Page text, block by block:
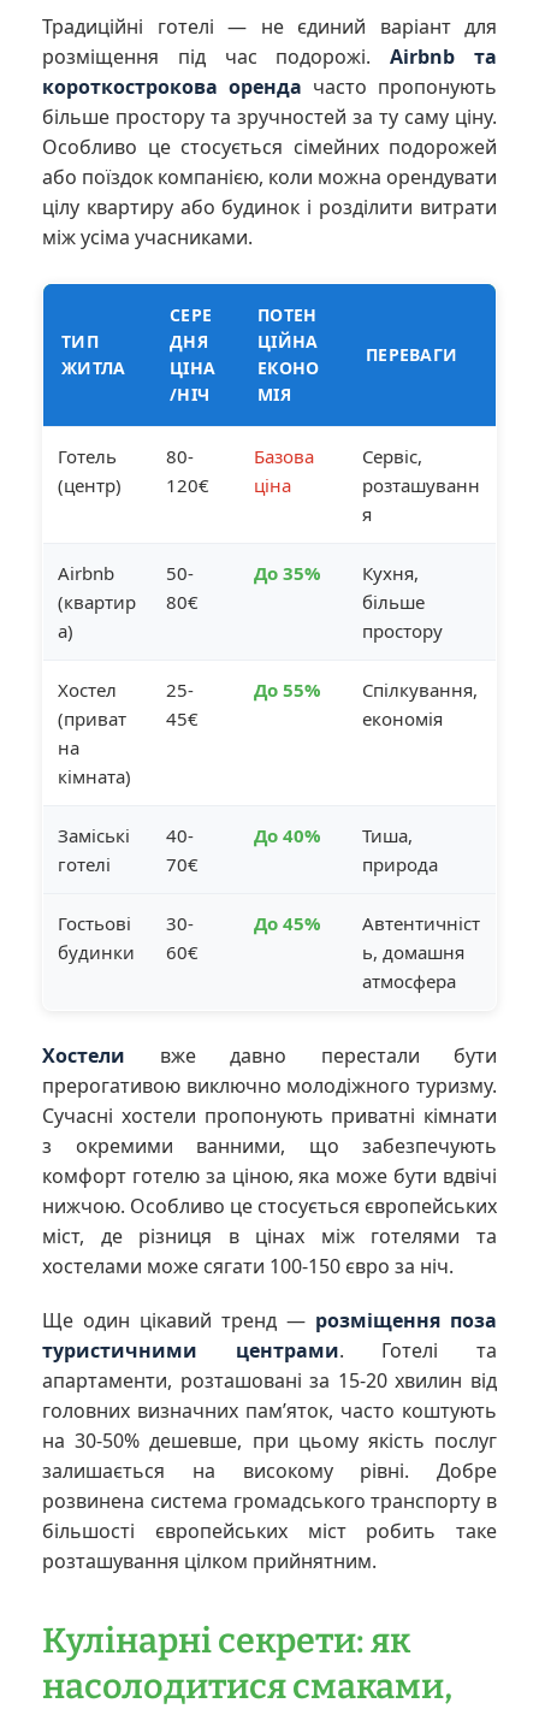
Традиційні готелі — не єдиний варіант для
розміщення під час подорожі.Airbnb та
короткострокова оренда часто пропонують
більше простору та зручностей за ту саму ціну.
Особливо це стосується сімейних подорожей
або поїздок компанією, коли можна орендувати
цілу квартиру або будинок і розділити витрати
між усіма учасниками.
ТИП
ЖИТЛА
СЕРЕ
ДНЯ
ЦІНА
/НІЧ
ПОТЕН
ЦІЙНА
ЕКОНО
МІЯ
ПЕРЕВАГИ
Готель
(центр)
80-
120€
Базова
ціна
Сервіс,
розташуванн
я
Airbnb
(квартир
а)
50-
80€
До 35%
Кухня,
більше
простору
Хостел
(приват
на
кімната)
25-
45€
До 55%
Спілкування,
економія
Заміські
готелі
40-
70€
До 40%
Тиша,
природа
Гостьові
будинки
30-
60€
До 45%
Автентичніст
ь, домашня
атмосфера
Хостели вже давно перестали бути
прерогативою виключно молодіжного туризму.
Сучасні хостели пропонують приватні кімнати
з окремими ванними, що забезпечують
комфорт готелю за ціною, яка може бути вдвічі
нижчою. Особливо це стосується європейських
міст, де різниця в цінах між готелями та
хостелами може сягати 100-150 євро за ніч.
Ще один цікавий тренд — розміщення поза
туристичними центрами. Готелі та
апартаменти, розташовані за 15-20 хвилин від
головних визначних пам’яток, часто коштують
на 30-50% дешевше, при цьому якість послуг
залишається на високому рівні. Добре
розвинена система громадського транспорту в
більшості європейських міст робить таке
розташування цілком прийнятним.
Кулінарні секрети: як
насолодитися смаками,